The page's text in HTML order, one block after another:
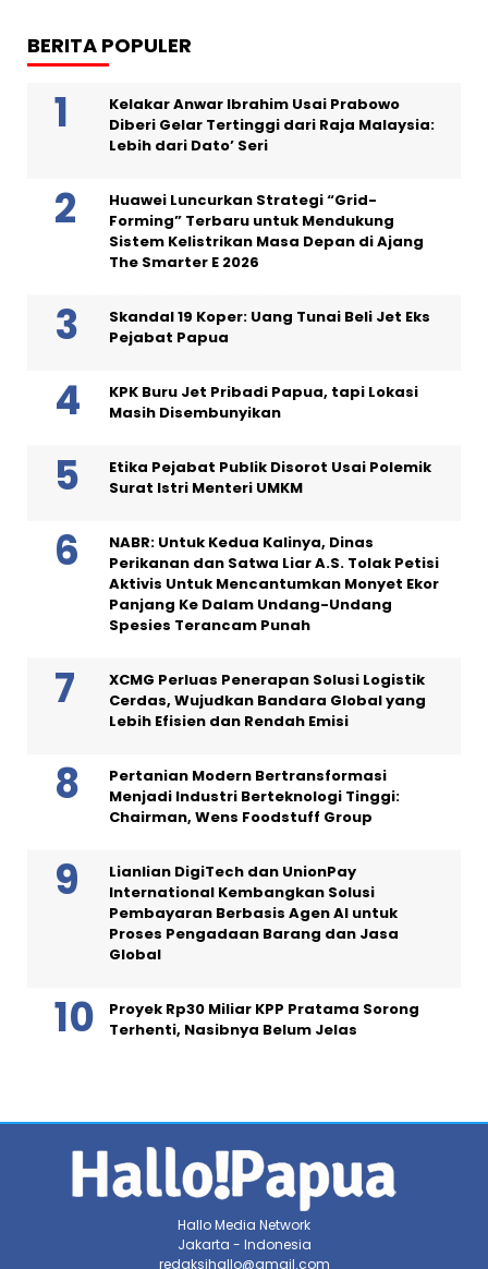
BERITA POPULER
Kelakar Anwar Ibrahim Usai Prabowo
Diberi Gelar Tertinggi dari Raja Malaysia:
Lebih dari Dato’ Seri
Huawei Luncurkan Strategi “Grid-
Forming” Terbaru untuk Mendukung
Sistem Kelistrikan Masa Depan di Ajang
The Smarter E 2026
Skandal 19 Koper: Uang Tunai Beli Jet Eks
Pejabat Papua
KPK Buru Jet Pribadi Papua, tapi Lokasi
Masih Disembunyikan
Etika Pejabat Publik Disorot Usai Polemik
Surat Istri Menteri UMKM
NABR: Untuk Kedua Kalinya, Dinas
Perikanan dan Satwa Liar A.S. Tolak Petisi
Aktivis Untuk Mencantumkan Monyet Ekor
Panjang Ke Dalam Undang-Undang
Spesies Terancam Punah
XCMG Perluas Penerapan Solusi Logistik
Cerdas, Wujudkan Bandara Global yang
Lebih Efisien dan Rendah Emisi
Pertanian Modern Bertransformasi
Menjadi Industri Berteknologi Tinggi:
Chairman, Wens Foodstuff Group
Lianlian DigiTech dan UnionPay
International Kembangkan Solusi
Pembayaran Berbasis Agen AI untuk
Proses Pengadaan Barang dan Jasa
Global
Proyek Rp30 Miliar KPP Pratama Sorong
Terhenti, Nasibnya Belum Jelas
Hallo Media Network
Jakarta - Indonesia
redaksihallo@gmail.com